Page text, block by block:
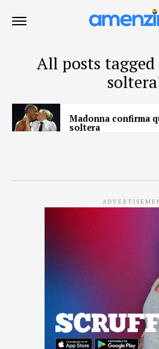
All posts
Madonna confirma
soltera